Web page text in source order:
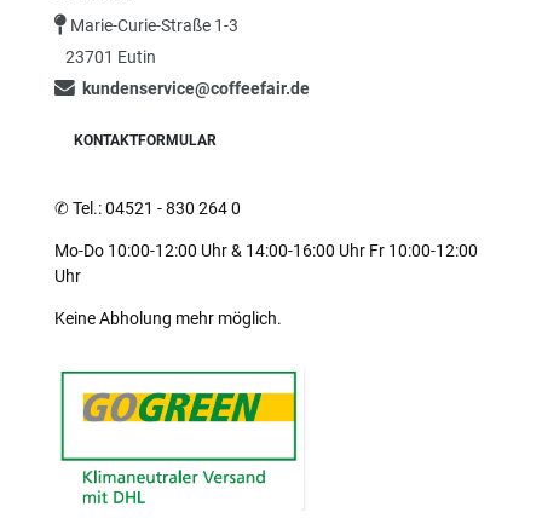
Marie-Curie-Straße 1-3
23701 Eutin
kundenservice@coffeefair.de
KONTAKTFORMULAR
✆Tel.: 04521 - 830 264 0
Mo-Do 10:00-12:00 Uhr & 14:00-16:00 Uhr Fr 10:00-12:00
Uhr
Keine Abholung mehr möglich.